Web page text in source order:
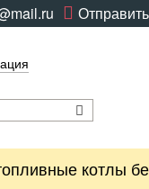
котлы